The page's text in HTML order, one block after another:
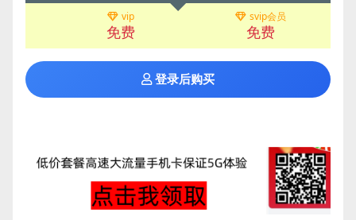
vip
免费
svip会员
免费
登录后购买